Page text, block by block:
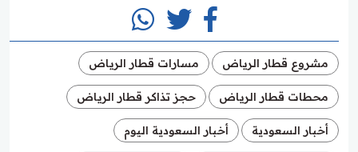
مشروع قطار الرياض مسارات قطار الرياض
محطات قطار الرياض حجز تذاكر قطار الرياض
أخبار السعودية أخبار السعودية اليوم